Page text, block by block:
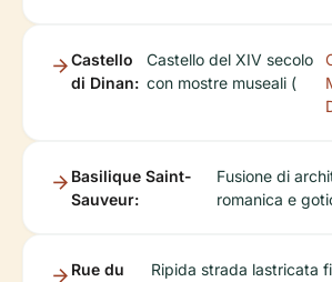
Castello
di Dinan:
Castello del XIV secolo
con mostre museali (
Basilique Saint-
Sauveur:
Fusione di
romanica e
Rue du
Ripida strada lastricata